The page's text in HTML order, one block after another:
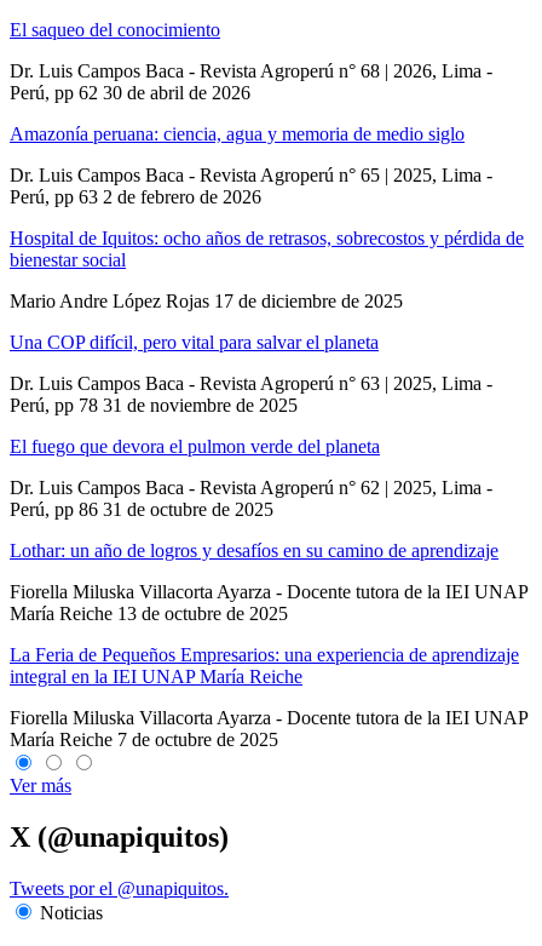
El saqueo del conocimiento
Dr. Luis Campos Baca - Revista Agroperú n° 68 | 2026, Lima -
Perú, pp 62 30 de abril de 2026
Amazonía peruana: ciencia, agua y memoria de medio siglo
Dr. Luis Campos Baca - Revista Agroperú n° 65 | 2025, Lima -
Perú, pp 63 2 de febrero de 2026
Hospital de Iquitos: ocho años de retrasos, sobrecostos y pérdida de
bienestar social
Mario Andre López Rojas 17 de diciembre de 2025
Una COP difícil, pero vital para salvar el planeta
Dr. Luis Campos Baca - Revista Agroperú n° 63 | 2025, Lima -
Perú, pp 78 31 de noviembre de 2025
El fuego que devora el pulmon verde del planeta
Dr. Luis Campos Baca - Revista Agroperú n° 62 | 2025, Lima -
Perú, pp 86 31 de octubre de 2025
Lothar: un año de logros y desafíos en su camino de aprendizaje
Fiorella Miluska Villacorta Ayarza - Docente tutora de la IEI UNAP
María Reiche 13 de octubre de 2025
La Feria de Pequeños Empresarios: una experiencia de aprendizaje
integral en la IEI UNAP María Reiche
Fiorella Miluska Villacorta Ayarza - Docente tutora de la IEI UNAP
María Reiche 7 de octubre de 2025
Ver más
X (@unapiquitos)
Tweets por el @unapiquitos.
Noticias